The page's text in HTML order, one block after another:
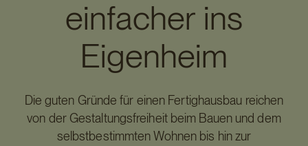
einfacher ins
Eigenheim
Die guten Gründe für einen Fertighausbau reichen
von der Gestaltungsfreiheit beim Bauen und dem
selbstbestimmten Wohnen bis hin zur